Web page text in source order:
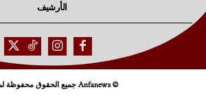
الأرشيف
© Anfanews جميع الحقوق محفوظة لموقع